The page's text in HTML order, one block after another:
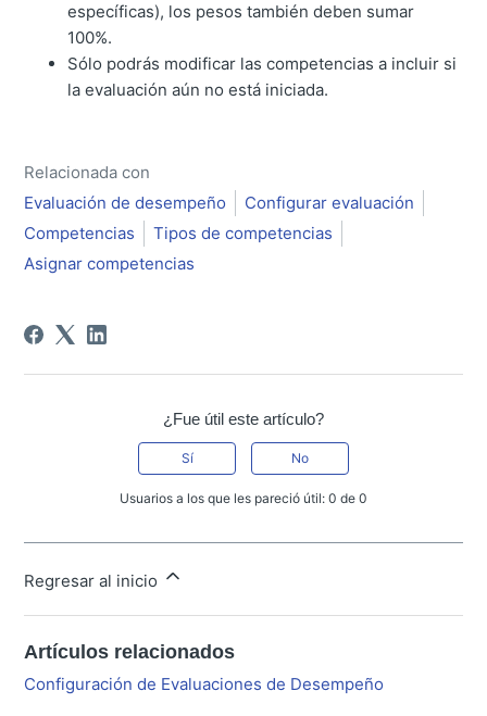
específicas), los pesos también deben sumar
100%.
Sólo podrás modificar las competencias a incluir si
la evaluación aún no está iniciada.
Relacionada con
Evaluación de desempeño
Configurar evaluación
Competencias
Tipos de competencias
Asignar competencias
¿Fue útil este artículo?
Sí No
Usuarios a los que les pareció útil: 0 de 0
Regresar al inicio
Artículos relacionados
Configuración de Evaluaciones de Desempeño